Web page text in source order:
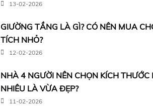
13-02-2026
GIƯỜNG TẦNG LÀ GÌ? CÓ NÊN MUA
TÍCH NHỎ?
12-02-2026
NHÀ 4 NGƯỜI NÊN CHỌN KÍCH
NHIÊU LÀ VỪA ĐẸP?
11-02-2026